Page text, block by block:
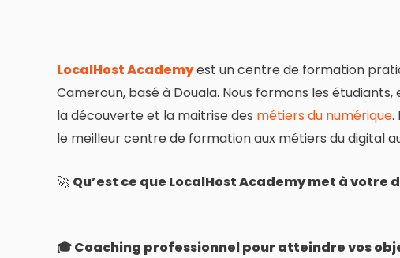
LocalHost Academyest un centre de formation
Cameroun, basé à Douala. Nous formons les
la découverte et la maitrise des métiers du numérique.
le meilleur centre de formation aux métiers du digital
🚀 Qu’est ce que LocalHost Academy met à votre
🎓 Coaching professionnel pour atteindre vos